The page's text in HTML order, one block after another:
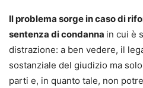
Il problema sorge in caso di
sentenza di condanna in cui è
distrazione: a ben vedere, il
sostanziale del giudizio ma
parti e, in quanto tale, non